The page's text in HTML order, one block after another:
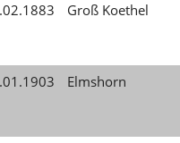
Groß Koethel
Elmshorn